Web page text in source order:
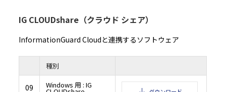
IG CLOUDshare（クラウド シェア）
InformationGuard Cloudと連携するソフトウェア
種別
09 Windows 用 : IG